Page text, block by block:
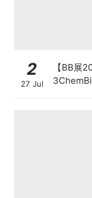
2
27 Jul
【BB展